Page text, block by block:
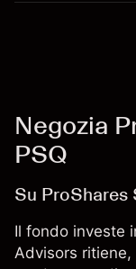
Negozia
PSQ
Su ProShares
Il fondo investe
Advisors